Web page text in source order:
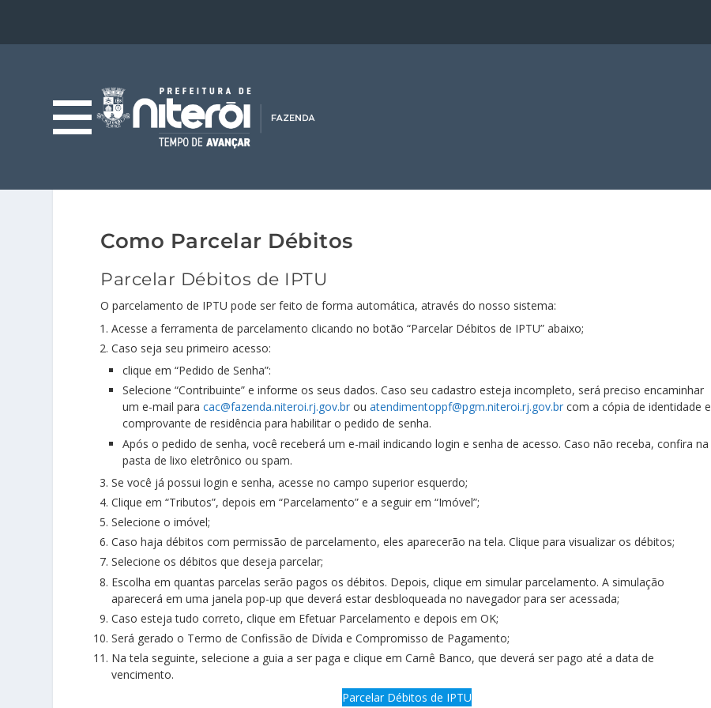
Como Parcelar Débitos
Parcelar Débitos de IPTU
O parcelamento de IPTU pode ser feito de forma automática, através do nosso sistema:
Acesse a ferramenta de parcelamento clicando no botão “Parcelar Débitos de IPTU” abaixo;
Caso seja seu primeiro acesso:
clique em “Pedido de Senha”:
Selecione “Contribuinte” e informe os seus dados. Caso seu cadastro esteja incompleto, será preciso encaminhar
um e-mail paracac@fazenda.niteroi.rj.gov.br ouatendimentoppf@pgm.niteroi.rj.gov.br com a cópia de identidade e
comprovante de residência para habilitar o pedido de senha.
Após o pedido de senha, você receberá um e-mail indicando login e senha de acesso. Caso não receba, confira na
pasta de lixo eletrônico ou spam.
Se você já possui login e senha, acesse no campo superior esquerdo;
Clique em “Tributos”, depois em “Parcelamento” e a seguir em “Imóvel”;
Selecione o imóvel;
Caso haja débitos com permissão de parcelamento, eles aparecerão na tela. Clique para visualizar os débitos;
Selecione os débitos que deseja parcelar;
Escolha em quantas parcelas serão pagos os débitos. Depois, clique em simular parcelamento. A simulação
aparecerá em uma janela pop-up que deverá estar desbloqueada no navegador para ser acessada;
Caso esteja tudo correto, clique em Efetuar Parcelamento e depois em OK;
Será gerado o Termo de Confissão de Dívida e Compromisso de Pagamento;
Na tela seguinte, selecione a guia a ser paga e clique em Carnê Banco, que deverá ser pago até a data de
vencimento.
Parcelar Débitos de IPTU